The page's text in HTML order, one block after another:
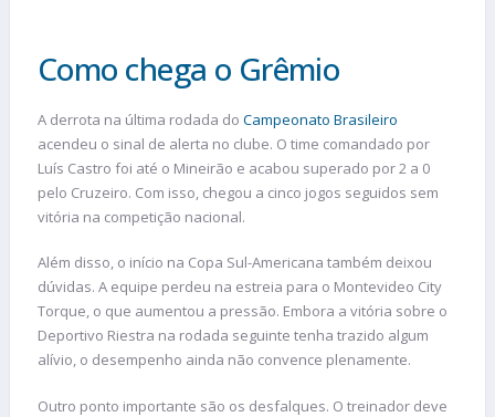
Como chega o Grêmio
A derrota na última rodada do Campeonato Brasileiro
acendeu o sinal de alerta no clube. O time comandado por
Luís Castro foi até o Mineirão e acabou superado por 2 a 0
pelo Cruzeiro. Com isso, chegou a cinco jogos seguidos sem
vitória na competição nacional.
Além disso, o início na Copa Sul-Americana também deixou
dúvidas. A equipe perdeu na estreia para o Montevideo City
Torque, o que aumentou a pressão. Embora a vitória sobre o
Deportivo Riestra na rodada seguinte tenha trazido algum
alívio, o desempenho ainda não convence plenamente.
Outro ponto importante são os desfalques. O treinador deve